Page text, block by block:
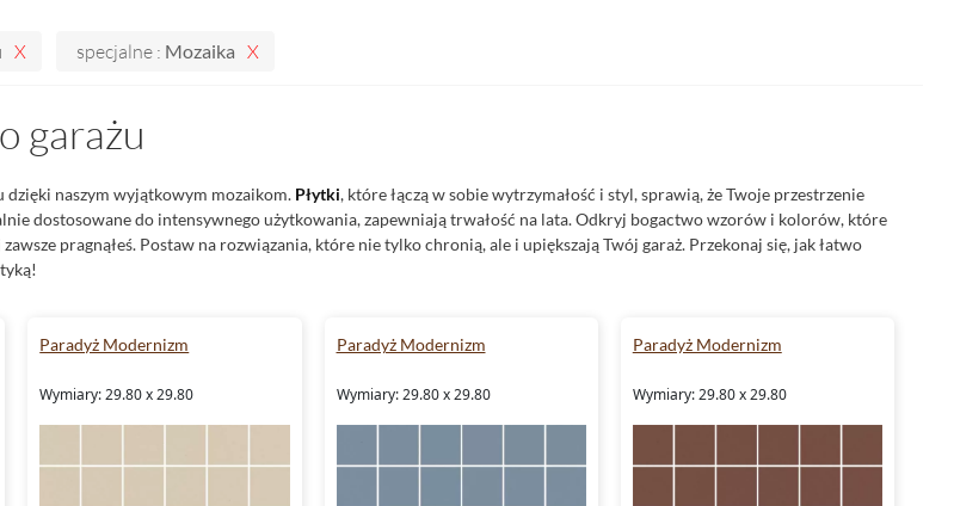
specjalne : Mozaika
garażu
dzięki naszym wyjątkowym mozaikom. Płytki, które łączą w sobie wytrzymałość i styl, sprawią, że Twoje przestrzenie
dostosowane do intensywnego użytkowania, zapewniają trwałość na lata. Odkryj bogactwo wzorów i kolorów, które
pragnąłeś. Postaw na rozwiązania, które nie tylko chronią, ale i upiększają Twój garaż. Przekonaj się, jak łatwo
Paradyż Modernizm
Wymiary: 29.80 x 29.80
Paradyż Modernizm
Wymiary: 29.80 x 29.80
Paradyż Modernizm
Wymiary: 29.80 x 29.80